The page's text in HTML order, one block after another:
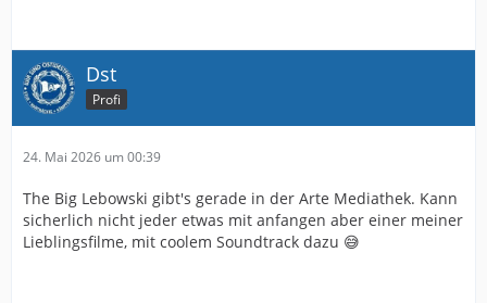
Dst
Profi
24. Mai 2026 um 00:39
The Big Lebowski gibt's gerade in der Arte Mediathek. Kann
sicherlich nicht jeder etwas mit anfangen aber einer meiner
Lieblingsfilme, mit coolem Soundtrack dazu 😅